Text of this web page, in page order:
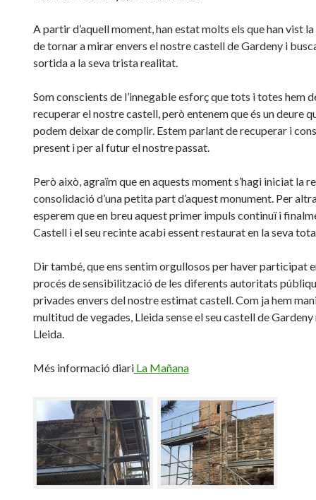
A partir d’aquell moment, han estat molts els que han vist
de tornar a mirar envers el nostre castell de Gardeny i
sortida a la seva trista realitat.
Som conscients de l’innegable esforç que tots i totes hem
recuperar el nostre castell, però entenem que és un deure
podem deixar de complir. Estem parlant de recuperar i
present i per al futur el nostre passat.
Però això, agraïm que en aquests moment s’hagi iniciat la
consolidació d’una petita part d’aquest monument. Per
esperem que en breu aquest primer impuls continuï i
Castell i el seu recinte acabi essent restaurat en la seva
Dir també, que ens sentim orgullosos per haver participat
procés de sensibilització de les diferents autoritats
privades envers del nostre estimat castell. Com ja hem
multitud de vegades, Lleida sense el seu castell de Gardeny
Lleida.
Més informació diariLa Mañana